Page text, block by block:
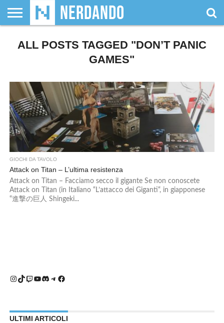
SIAMO
GIOCHI
DA
GIOCHI
DI
VIDEOGAMES
FILM
&
FUMETTI
& LIBRI
MAGIC:
THE
DUNGEONS
&
WRESTLING
NERDANDO
AWARDS
I
BOLLINI
ALL POSTS TAGGED "DON’T PANIC
GAMES"
GIOCHI DA TAVOLO
Attack on Titan – L’ultima resistenza
Attack on Titan – Facciamo secco il gigante Se non conoscete
Attack on Titan (in Italiano “L’attacco dei Giganti“, in giapponese
“進撃の巨人 Shingeki...
Instagram
TikTok
Twitch
YouTube
Discord
Telegram
Facebook
ULTIMI ARTICOLI